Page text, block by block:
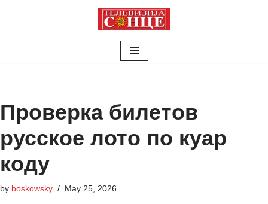
Проверка билетов
русское лото по куар
коду
by boskowsky May 25, 2026